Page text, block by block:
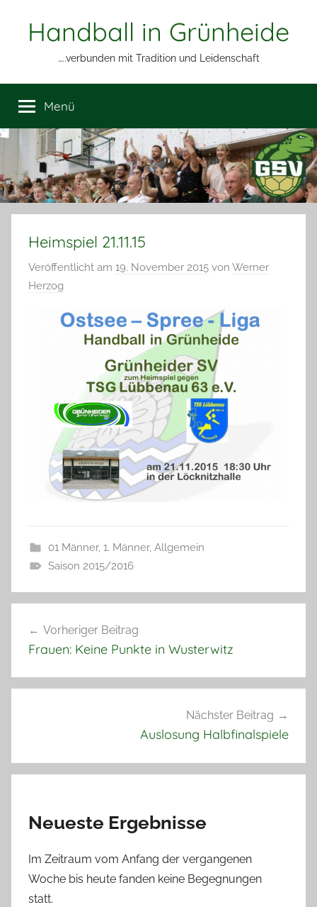
Handball in Grünheide
…..verbunden mit Tradition und Leidenschaft
Menü
Heimspiel 21.11.15
Veröffentlicht am 19. November 2015 von Werner
Herzog
01 Männer, 1. Männer, Allgemein
Saison 2015/2016
Vorheriger Beitrag
Frauen: Keine Punkte in Wusterwitz
Nächster Beitrag
Auslosung Halbfinalspiele
Neueste Ergebnisse
Im Zeitraum vom Anfang der vergangenen
Woche bis heute fanden keine Begegnungen
statt.